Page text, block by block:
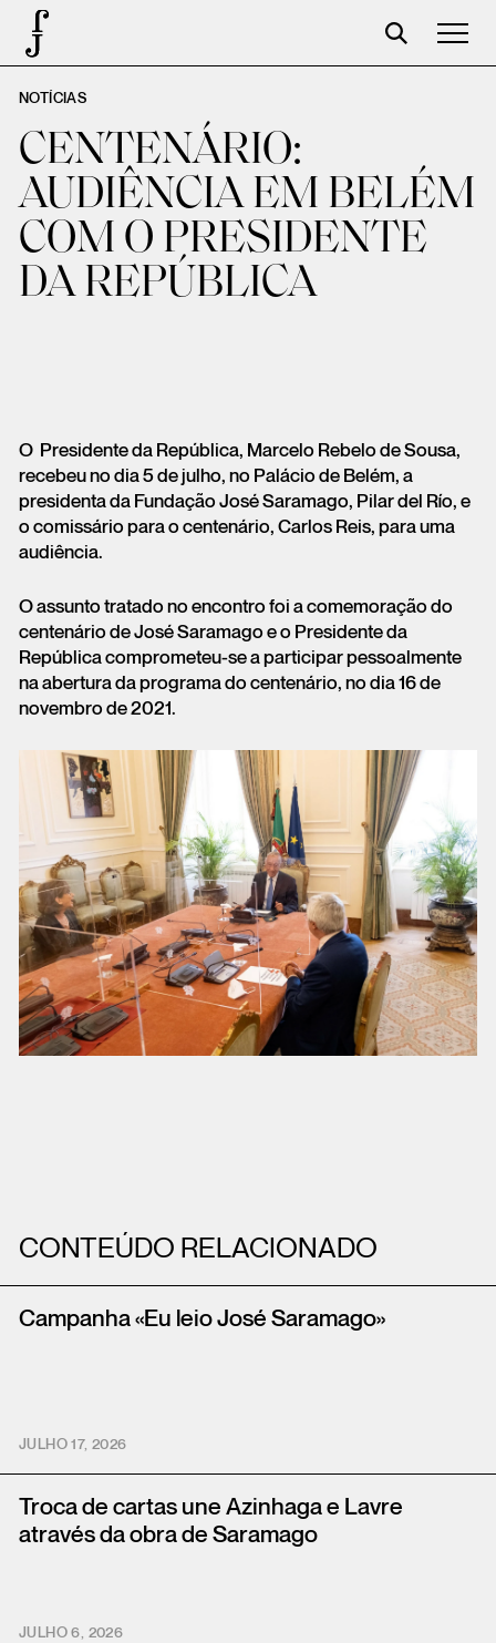
José Saramago
Programação
A Fundação
Parceiros
Centenário
Login
NOTÍCIAS
CENTENÁRIO:
AUDIÊNCIA EM BELÉM
COM O PRESIDENTE
DA REPÚBLICA
O Presidente da República, Marcelo Rebelo de Sousa,
recebeu no dia 5 de julho, no Palácio de Belém, a
presidenta da Fundação José Saramago, Pilar del Río, e
o comissário para o centenário, Carlos Reis, para uma
audiência.
O assunto tratado no encontro foi a comemoração do
centenário de José Saramago e o Presidente da
República comprometeu-se a participar pessoalmente
na abertura da programa do centenário, no dia 16 de
novembro de 2021.
CONTEÚDO RELACIONADO
Campanha «Eu leio José Saramago»
JULHO 17, 2026
Troca de cartas une Azinhaga e Lavre
através da obra de Saramago
JULHO 6, 2026